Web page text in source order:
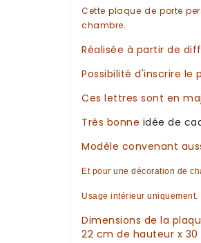
Cette plaque de porte
chambre.
Réalisée à partir de
Possibilité d'inscrire le
Ces lettres sont en
Très bonne idée de
Modèle convenant
Et pour une décoration de
Usage intérieur uniquement.
Dimensions de la
22 cm de hauteur x